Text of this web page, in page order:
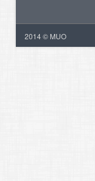
2014 © MUO